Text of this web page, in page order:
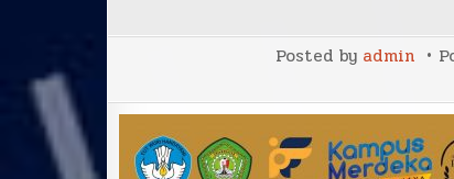
Posted by admin